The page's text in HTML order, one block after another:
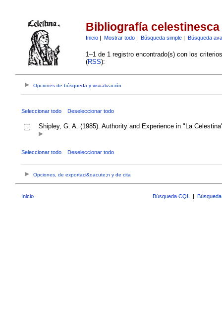
Bibliografía celestinesca
Inicio| Mostrar todo| Búsqueda simple| Búsqueda
1–1 de 1 registro encontrado(s) con los
(RSS):
Opciones de búsqueda y visualización
Seleccionar todo Deseleccionar todo
Shipley, G. A. (1985). Authority and Experience in "La
Seleccionar todo Deseleccionar todo
Opciones, de exportaci&oacute;n y de cita
Inicio Búsqueda CQL |